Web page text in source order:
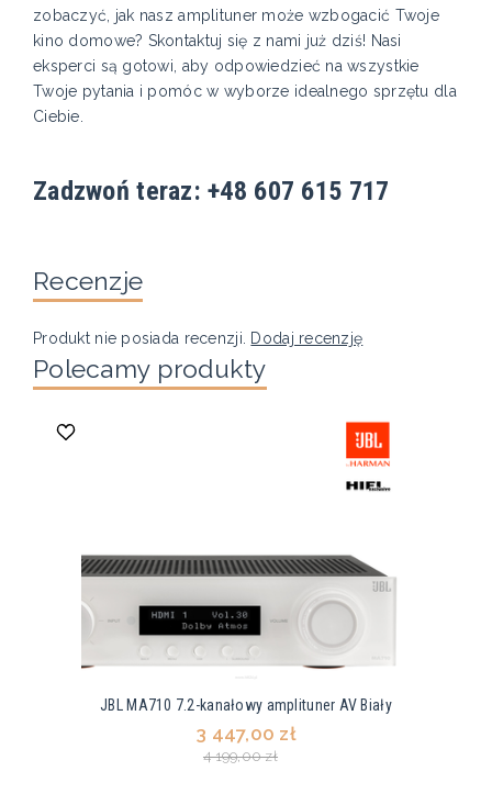
zobaczyć, jak nasz amplituner może wzbogacić Twoje
kino domowe? Skontaktuj się z nami już dziś! Nasi
eksperci są gotowi, aby odpowiedzieć na wszystkie
Twoje pytania i pomóc w wyborze idealnego sprzętu dla
Ciebie.
Zadzwoń teraz: +48 607 615 717
Recenzje
Produkt nie posiada recenzji. Dodaj recenzję
Polecamy produkty
JBL MA710 7.2-kanałowy amplituner AV Biały
3 447,00 zł
4 199,00 zł